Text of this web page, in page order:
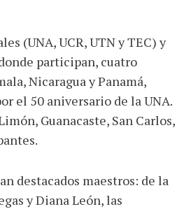
(UNA, UCR, UTN y TEC) y
participan, cuatro
Nicaragua y Panamá,
el 50 aniversario de la UNA.
Guanacaste, San Carlos,
destacados maestros: de la
y Diana León, las